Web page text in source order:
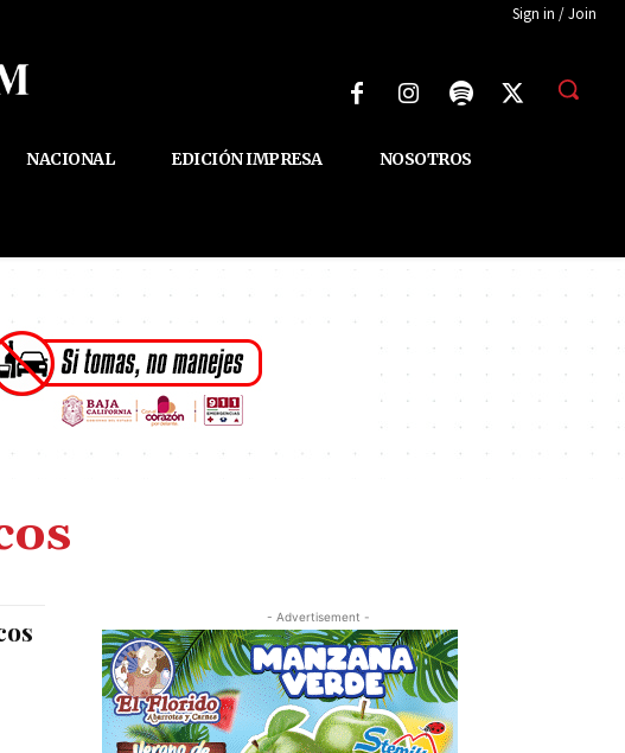
Sign in / Join
NACIONAL EDICIÓN IMPRESA NOSOTROS
- Advertisement -